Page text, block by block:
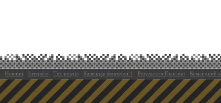
Новини Інтерв'ю Тех.розділ Календар формули 1 Результати Гран-прі Командний